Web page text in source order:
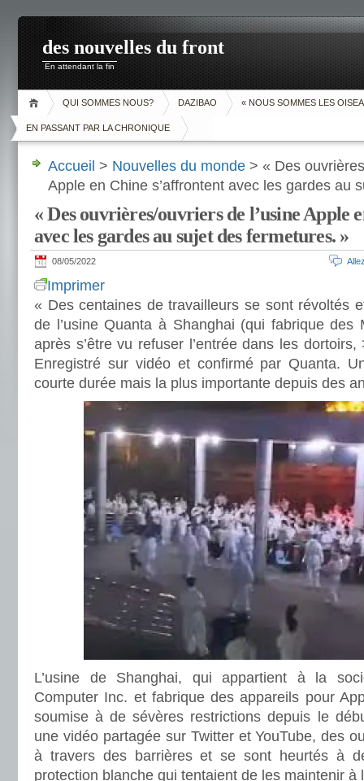
des nouvelles du front
En attendant la fin
QUI SOMMES NOUS? DAZIBAO « NOUS SOMMES LES
EN PASSANT PAR LA CHRONIQUE
Accueil > Nouvelles du monde > « Des
Apple en Chine s’affrontent avec les gardes au
« Des ouvrières/ouvriers de l’usine Apple
avec les gardes au sujet des fermetures. »
08/05/2022
Imprimer
« Des centaines de travailleurs se sont révoltés
de l’usine Quanta à Shanghai (qui fabrique des
après s’être vu refuser l’entrée dans les
Enregistré sur vidéo et confirmé par Quanta.
courte durée mais la plus importante depuis des
L’usine de Shanghai, qui appartient à la
Computer Inc. et fabrique des appareils pour
soumise à de sévères restrictions depuis le
une vidéo partagée sur Twitter et YouTube, des
à travers des barrières et se sont heurtés à
protection blanche qui tentaient de les maintenir à